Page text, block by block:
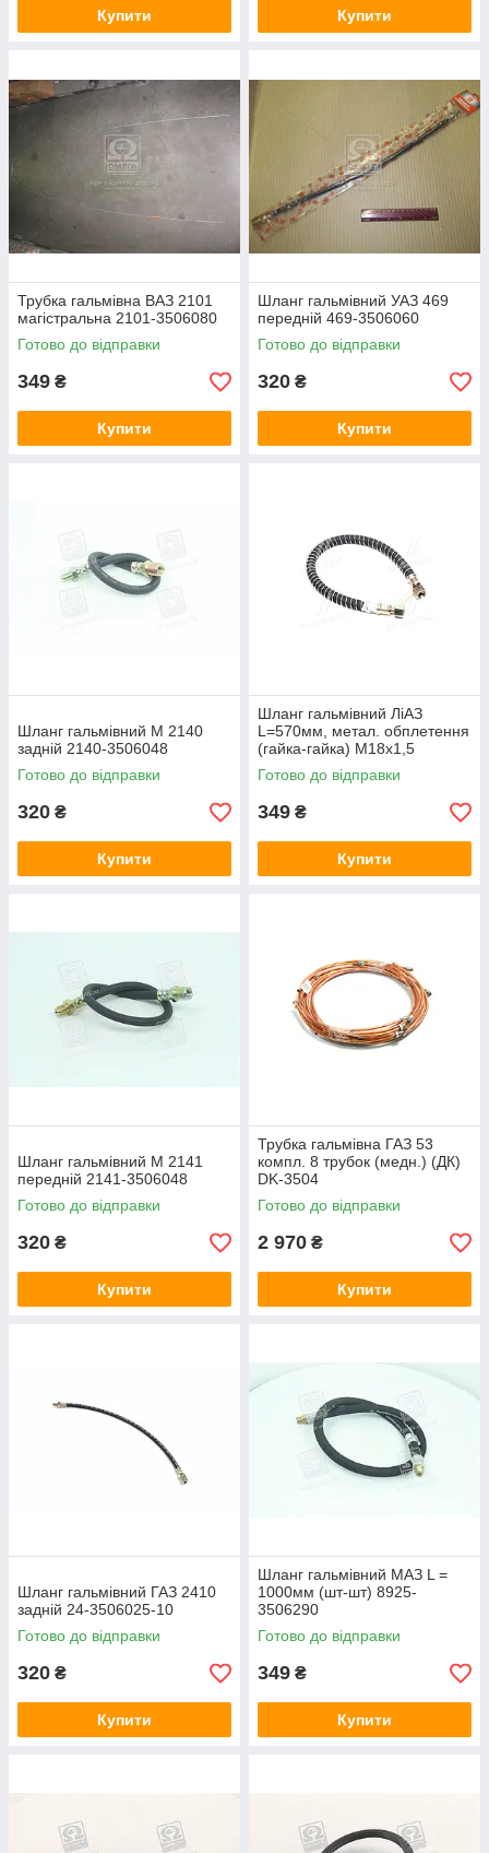
Купити Купити
Трубка гальмівна ВАЗ 2101
магістральна 2101-3506080
Готово до відправки
349 ₴
Купити
Шланг гальмівний УАЗ 469
передній 469-3506060
Готово до відправки
320 ₴
Купити
Шланг гальмівний М 2140
задній 2140-3506048
Готово до відправки
320 ₴
Купити
Шланг гальмівний ЛіАЗ
L=570мм, метал. обплетення
(гайка-гайка) М18х1,5
22.3506510
Готово до відправки
349 ₴
Купити
Шланг гальмівний М 2141
передній 2141-3506048
Готово до відправки
320 ₴
Купити
Трубка гальмівна ГАЗ 53
компл. 8 трубок (медн.) (ДК)
DK-3504
Готово до відправки
2 970 ₴
Купити
Шланг гальмівний ГАЗ 2410
задній 24-3506025-10
Готово до відправки
320 ₴
Купити
Шланг гальмівний МАЗ L =
1000мм (шт-шт) 8925-
3506290
Готово до відправки
349 ₴
Купити